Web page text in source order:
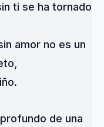
ti se ha tornado
amor no es un
de una